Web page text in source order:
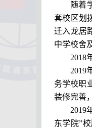
随着
套校区划
迁入龙居
中学校舍
2018
2019
务学校职
装修完善
2019
东学院”